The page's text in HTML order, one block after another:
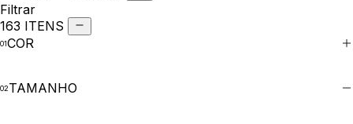
Filtrar
163 ITENS
COR
TAMANHO